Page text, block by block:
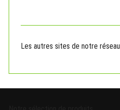
r
Les autres sites de notre réseau